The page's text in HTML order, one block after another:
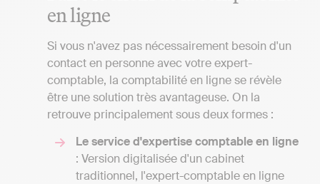
en ligne
Si vous n'avez pas nécessairement besoin d'un
contact en personne avec votre expert-
comptable, la comptabilité en ligne se révèle
être une solution très avantageuse. On la
retrouve principalement sous deux formes :
Le service d'expertise comptable en ligne
: Version digitalisée d'un cabinet
traditionnel, l'expert-comptable en ligne